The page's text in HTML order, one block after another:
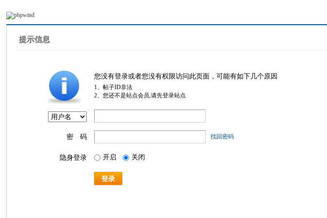
提示信息
您没有登录或者您没有权限访问此页面，可能有如下几个原因
1、帖子ID非法
2、您还不是站点会员,请先登录站点
密 码 找回密码
隐身登录 开启 关闭
登录